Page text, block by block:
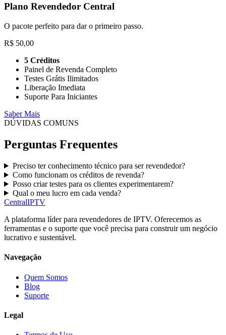
Plano Revendedor Central
O pacote perfeito para dar o primeiro passo.
R$ 50,00
5 Créditos
Painel de Revenda Completo
Testes Grátis Ilimitados
Liberação Imediata
Suporte Para Iniciantes
Saber Mais
DÚVIDAS COMUNS
Perguntas Frequentes
Preciso ter conhecimento técnico para ser revendedor?
Como funcionam os créditos de revenda?
Posso criar testes para os clientes experimentarem?
Qual o meu lucro em cada venda?
CentralIPTV
A plataforma líder para revendedores de IPTV. Oferecemos as
ferramentas e o suporte que você precisa para construir um negócio
lucrativo e sustentável.
Navegação
Quem Somos
Blog
Suporte
Legal